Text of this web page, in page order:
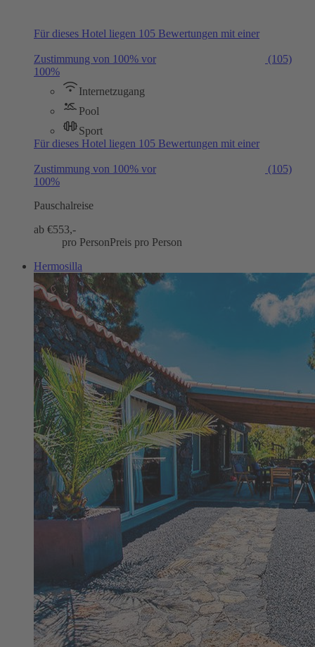
Für dieses Hotel liegen 105 Bewertungen mit einer
Zustimmung von 100% vor
(105)
100%
Internetzugang
Pool
Sport
Für dieses Hotel liegen 105 Bewertungen mit einer
Zustimmung von 100% vor
(105)
100%
Pauschalreise
ab €553,-
pro PersonPreis pro Person
Hermosilla